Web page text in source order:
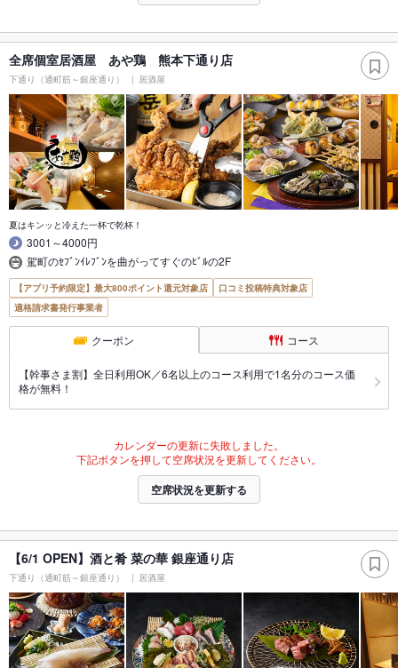
全席個室居酒屋 あや鶏 熊本下通り店
下通り（通町筋～銀座通り） 居酒屋
夏はキンッと冷えた一杯で乾杯！
3001～4000円
駕町のｾﾌﾞﾝｲﾚﾌﾞﾝを曲がってすぐのﾋﾞﾙの2F
【アプリ予約限定】最大800ポイント還元対象店
口コミ投稿特典対象店
適格請求書発行事業者
クーポン コース
【幹事さま割】全日利用OK／6名以上のコース利用で1名分のコース価
格が無料！
カレンダーの更新に失敗しました。
下記ボタンを押して空席状況を更新してください。
空席状況を更新する
【6/1 OPEN】酒と肴 菜の華 銀座通り店
下通り（通町筋～銀座通り） 居酒屋